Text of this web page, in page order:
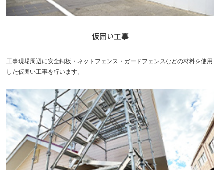
仮囲い工事
工事現場周辺に安全銅板・ネットフェンス・ガードフェンスなどの材料を使用
した仮囲い工事を行います。